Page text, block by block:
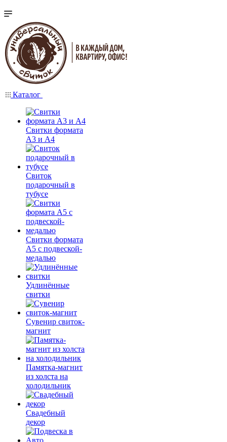
Каталог
Свитки формата
А3 и А4
Свиток
подарочный в
тубусе
Свитки формата
А5 с подвеской-
медалью
Удлинённые
свитки
Сувенир свиток-
магнит
Памятка-магнит
из холста на
холодильник
Свадебный
декор